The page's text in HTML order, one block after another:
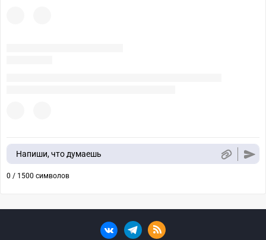
Напиши, что думаешь
0 / 1500 символов